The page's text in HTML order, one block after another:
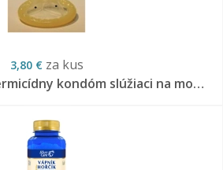
3,80 € za kus
Perforovaný nespermicídny kondóm slúžiaci na morálne prijateľný odber vzorky spermií pre spermiogram